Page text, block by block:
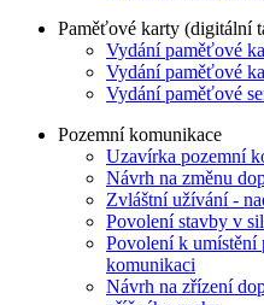
Paměťové karty (digitální
Vydání paměťové
Vydání paměťové
Vydání paměťové
Pozemní komunikace
Uzavírka pozemní
Návrh na změnu
Zvláštní užívání -
Povolení stavby v
Povolení k umístění
komunikaci
Návrh na zřízení